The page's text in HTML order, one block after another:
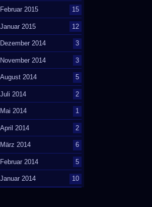
Februar 2015 15
Januar 2015 12
Dezember 2014 3
November 2014 3
August 2014 5
Juli 2014 2
Mai 2014 1
April 2014 2
März 2014 6
Februar 2014 5
Januar 2014 10